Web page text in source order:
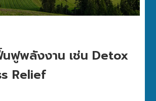
นฟูพลังงาน เช่น Detox
Relief